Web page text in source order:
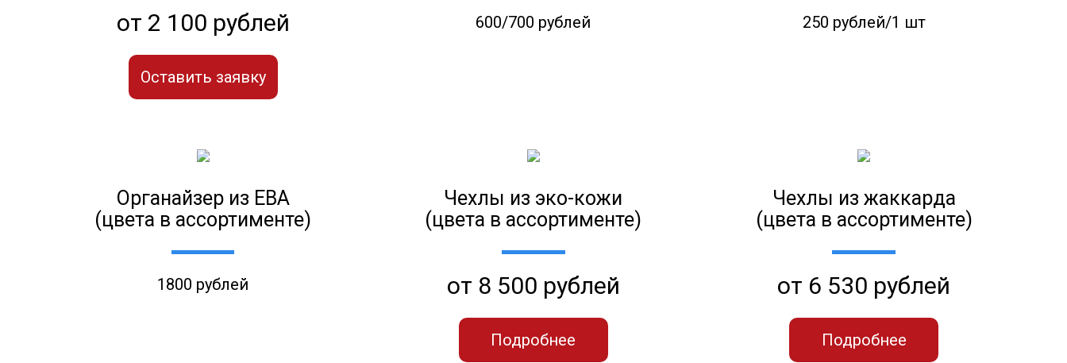
от 2 100 рублей
Оставить заявку
600/700 рублей 250 рублей/1 шт
Органайзер из ЕВА
(цвета в ассортименте)
1800 рублей
Чехлы из эко-кожи
(цвета в ассортименте)
от 8 500 рублей
Подробнее
Чехлы из жаккарда
(цвета в ассортименте)
от 6 530 рублей
Подробнее